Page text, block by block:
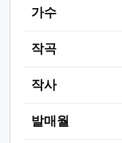
가수
작곡
작사
발매월